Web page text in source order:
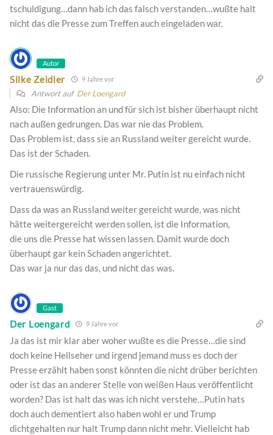
tschuldigung…dann hab ich das falsch verstanden…wußte halt
nicht das die Presse zum Treffen auch eingeladen war.
Autor
Silke Zeidler 9 Jahre vor
Antwort auf Der Loengard
Also: Die Information an und für sich ist bisher überhaupt nicht
nach außen gedrungen. Das war nie das Problem.
Das Problem ist, dass sie an Russland weiter gereicht wurde.
Das ist der Schaden.
Die russische Regierung unter Mr. Putin ist nu einfach nicht
vertrauenswürdig.
Dass da was an Russland weiter gereicht wurde, was nicht
hätte weitergereicht werden sollen, ist die Information,
die uns die Presse hat wissen lassen. Damit wurde doch
überhaupt gar kein Schaden angerichtet.
Das war ja nur das das, und nicht das was.
Gast
Der Loengard 9 Jahre vor
Ja das ist mir klar aber woher wußte es die Presse…die sind
doch keine Hellseher und irgend jemand muss es doch der
Presse erzählt haben sonst könnten die nicht drüber berichten
oder ist das an anderer Stelle von weißen Haus veröffentlicht
worden? Das ist halt das was ich nicht verstehe…Putin hats
doch auch dementiert also haben wohl er und Trump
dichtgehalten nur halt Trump dann nicht mehr. Vielleicht hab